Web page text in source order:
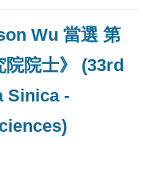
Wu 當選 第
院院士》 (33rd
Sinica -